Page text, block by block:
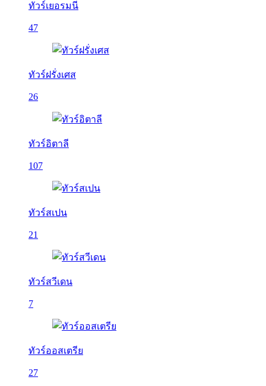
ทัวร์เยอรมนี
47
ทัวร์ฝรั่งเศส
26
ทัวร์อิตาลี
107
ทัวร์สเปน
21
ทัวร์สวีเดน
7
ทัวร์ออสเตรีย
27